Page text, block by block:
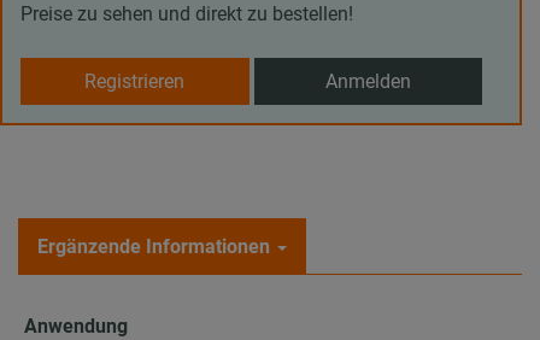
Preise zu sehen und direkt zu bestellen!
Registrieren Anmelden
Ergänzende Informationen
Anwendung